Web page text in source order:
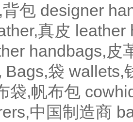
包 designer
真皮 leather
handbags,皮
Bags,袋 wallets,
袋,帆布包
中国制造商